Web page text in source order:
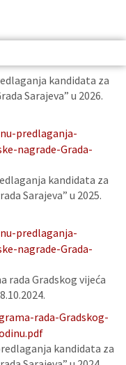
kandidata za
Sarajeva” u 2026.
predlaganja-
nagrade-Grada-
kandidata za
Sarajeva” u 2025.
predlaganja-
nagrade-Grada-
rada Gradskog vijeća
rada-Gradskog-
kandidata za